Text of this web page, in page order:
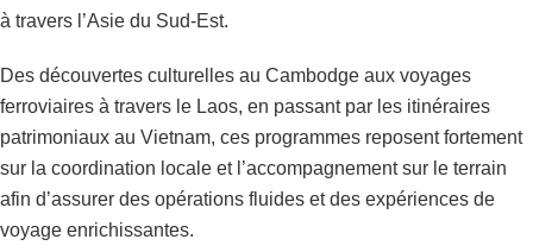
à travers l’Asie du Sud-Est.
Des découvertes culturelles au Cambodge aux voyages
ferroviaires à travers le Laos, en passant par les itinéraires
patrimoniaux au Vietnam, ces programmes reposent fortement
sur la coordination locale et l’accompagnement sur le terrain
afin d’assurer des opérations fluides et des expériences de
voyage enrichissantes.